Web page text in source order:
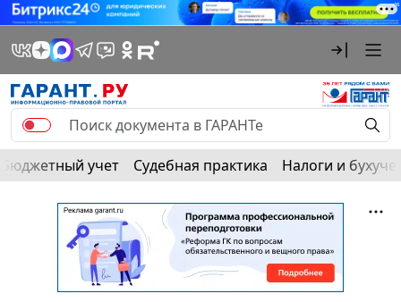
Бюджетный учет Судебная практика Налоги и